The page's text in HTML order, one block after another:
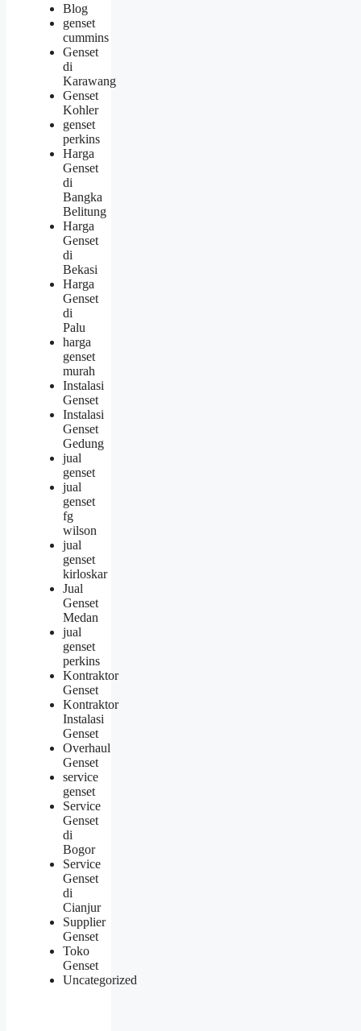
Blog
genset
cummins
Genset
di
Karawang
Genset
Kohler
genset
perkins
Harga
Genset
di
Bangka
Belitung
Harga
Genset
di
Bekasi
Harga
Genset
di
Palu
harga
genset
murah
Instalasi
Genset
Instalasi
Genset
Gedung
jual
genset
jual
genset
fg
wilson
jual
genset
kirloskar
Jual
Genset
Medan
jual
genset
perkins
Kontraktor
Genset
Kontraktor
Instalasi
Genset
Overhaul
Genset
service
genset
Service
Genset
di
Bogor
Service
Genset
di
Cianjur
Supplier
Genset
Toko
Genset
Uncategorized